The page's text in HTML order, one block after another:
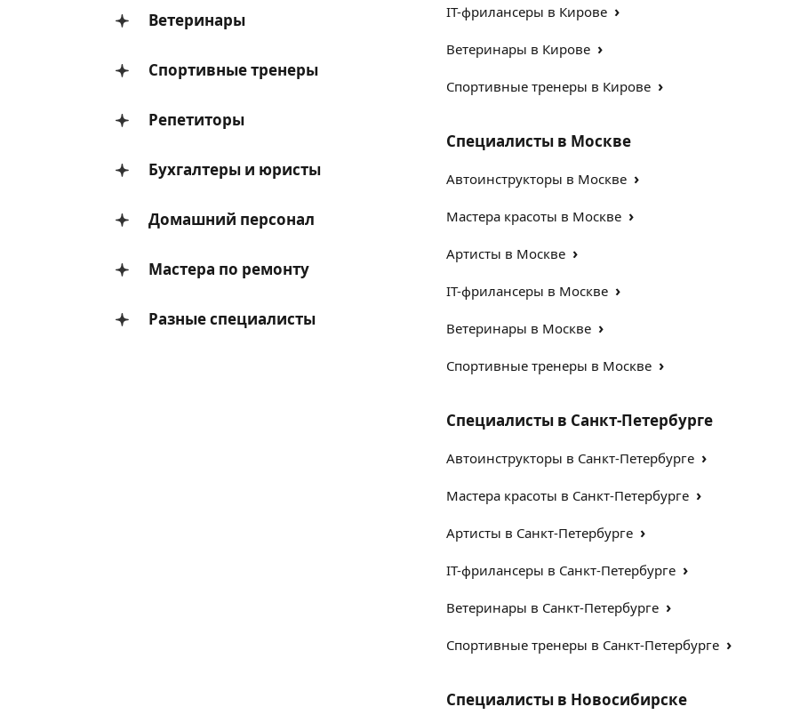
Ветеринары
Спортивные тренеры
Репетиторы
Бухгалтеры и юристы
Домашний персонал
Мастера по ремонту
Разные специалисты
IT-фрилансеры в Кирове ›
Ветеринары в Кирове ›
Спортивные тренеры в Кирове ›
Специалисты в Москве
Автоинструкторы в Москве ›
Мастера красоты в Москве ›
Артисты в Москве ›
IT-фрилансеры в Москве ›
Ветеринары в Москве ›
Спортивные тренеры в Москве ›
Специалисты в Санкт-Петербурге
Автоинструкторы в Санкт-Петербурге ›
Мастера красоты в Санкт-Петербурге ›
Артисты в Санкт-Петербурге ›
IT-фрилансеры в Санкт-Петербурге ›
Ветеринары в Санкт-Петербурге ›
Спортивные тренеры в Санкт-Петербурге ›
Специалисты в Новосибирске